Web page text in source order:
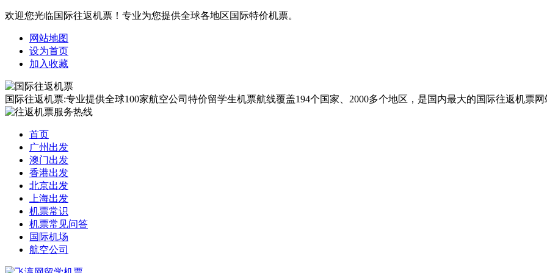
欢迎您光临国际往返机票！专业为您提供全球各地区国际特价机票。
网站地图
设为首页
加入收藏
国际往返机票:专业提供全球100家航空公司特价留学生机票航线覆盖194个国家、2000多个地区，是国内最大的国际往返机票网
首页
广州出发
澳门出发
香港出发
北京出发
上海出发
机票常识
机票常见问答
国际机场
航空公司